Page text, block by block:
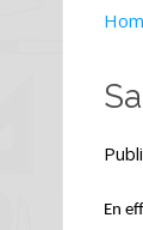
En